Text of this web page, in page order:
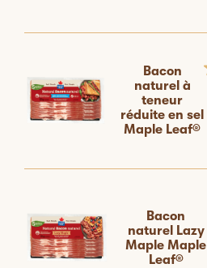
Bacon
naturel à
teneur
réduite en sel
Maple Leaf®
Bacon
naturel Lazy
Maple Maple
Leaf®